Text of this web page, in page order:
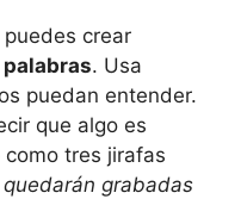
crear
. Usa⁣
puedan entender.
que ‌algo ⁤es
tres jirafas
quedarán grabadas